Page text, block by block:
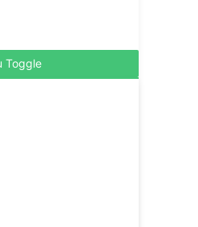
Toggle